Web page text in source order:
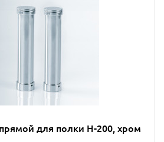
для полки Н-200, хром